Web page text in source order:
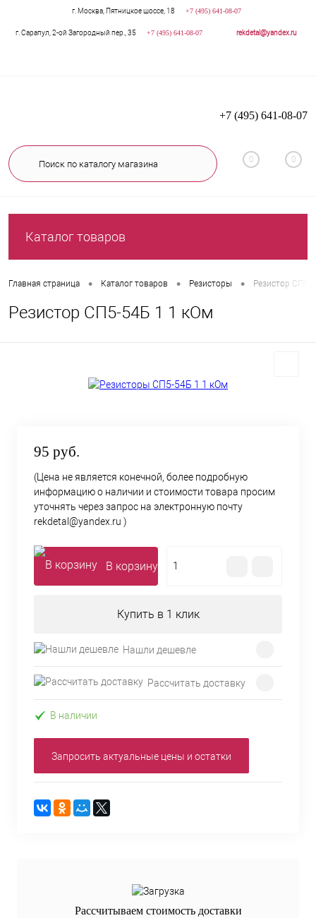
г. Москва, Пятницкое шоссе, 18 +7 (495) 641-08-07
г. Сарапул, 2-ой Загородный пер., 35 +7 (495) 641-08-07 rekdetal@yandex.ru
+7 (495) 641-08-07
0 0
Каталог товаров
Главная страница • Каталог товаров • Резисторы • Резистор СП5-
Резистор СП5-54Б 1 1 кОм
95 руб.
(Цена не является конечной, более подробную
информацию о наличии и стоимости товара просим
уточнять через запрос на электронную почту
rekdetal@yandex.ru )
В корзину
Купить в 1 клик
Нашли дешевле
Рассчитать доставку
В наличии
Запросить актуальные цены и остатки
Рассчитываем стоимость доставки